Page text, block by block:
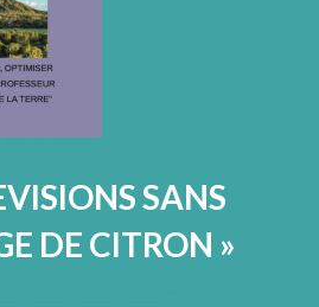
SANS
DE CITRON »